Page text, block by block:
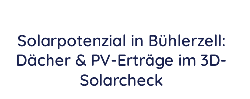
Solarpotenzial in Bühlerzell:
Dächer & PV-Erträge im 3D-
Solarcheck